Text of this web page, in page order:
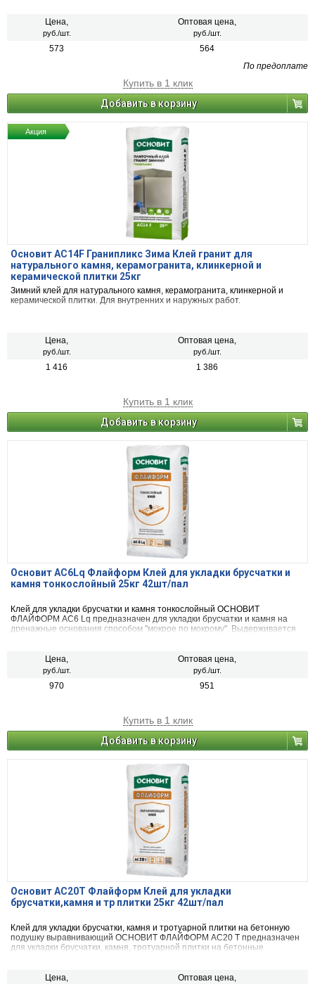
Цена,
руб./шт.
Оптовая цена,
руб./шт.
573
564
По предоплате
Купить в 1 клик
Добавить в корзину
Акция
Основит AC14F Гранипликс Зима Клей гранит для
натурального камня, керамогранита, клинкерной и
керамической плитки 25кг
Зимний клей для натурального камня, керамогранита, клинкерной и
керамической плитки. Для внутренних и наружных работ.
Цена,
руб./шт.
Оптовая цена,
руб./шт.
1 416 1 386
Купить в 1 клик
Добавить в корзину
Основит AC6Lq Флайформ Клей для укладки брусчатки и
камня тонкослойный 25кг 42шт/пал
Клей для укладки брусчатки и камня тонкослойный ОСНОВИТ
ФЛАЙФОРМ AC6 Lq предназначен для укладки брусчатки и камня на
дренажные основания способом "мокрое по мокрому". Выдерживается
Цена,
руб./шт.
Оптовая цена,
руб./шт.
970 951
Купить в 1 клик
Добавить в корзину
Основит AC20T Флайформ Клей для укладки
брусчатки,камня и тр плитки 25кг 42шт/пал
Клей для укладки брусчатки, камня и тротуарной плитки на бетонную
подушку выравнивающий ОСНОВИТ ФЛАЙФОРМ AC20 T предназначен
для укладки брусчатки, камня, тротуарной плитки на бетонные
Цена,
Оптовая цена,